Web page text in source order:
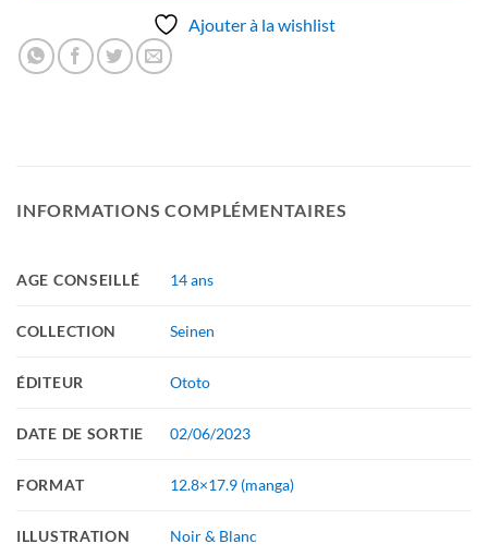
Ajouter à la wishlist
INFORMATIONS COMPLÉMENTAIRES
AGE CONSEILLÉ 14 ans
COLLECTION Seinen
ÉDITEUR Ototo
DATE DE SORTIE 02/06/2023
FORMAT 12.8×17.9 (manga)
ILLUSTRATION Noir & Blanc